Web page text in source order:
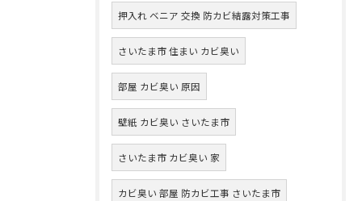
押入れ ベニア 交換 防カビ結露対策工事
さいたま市 住まい カビ臭い
部屋 カビ臭い 原因
壁紙 カビ臭い さいたま市
さいたま市 カビ臭い 家
カビ臭い 部屋 防カビ工事 さいたま市